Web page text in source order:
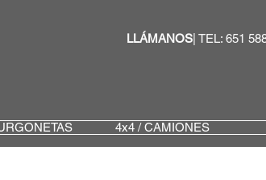
LLÁMANOS | TEL: 651
4x4 / CAMIONES